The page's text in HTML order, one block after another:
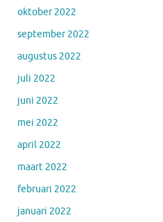
oktober 2022
september 2022
augustus 2022
juli 2022
juni 2022
mei 2022
april 2022
maart 2022
februari 2022
januari 2022